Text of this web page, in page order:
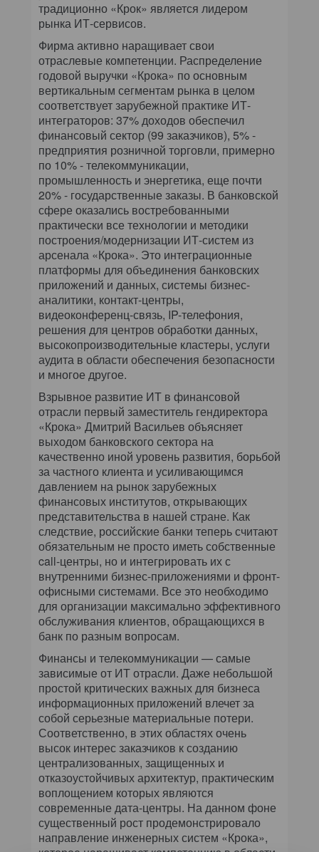
традиционно «Крок» является лидером
рынка ИТ-сервисов.
Фирма активно наращивает свои
отраслевые компетенции. Распределение
годовой выручки «Крока» по основным
вертикальным сегментам рынка в целом
соответствует зарубежной практике ИТ-
интеграторов: 37% доходов обеспечил
финансовый сектор (99 заказчиков), 5% -
предприятия розничной торговли, примерно
по 10% - телекоммуникации,
промышленность и энергетика, еще почти
20% - государственные заказы. В банковской
сфере оказались востребованными
практически все технологии и методики
построения/модернизации ИТ-систем из
арсенала «Крока». Это интеграционные
платформы для объединения банковских
приложений и данных, системы бизнес-
аналитики, контакт-центры,
видеоконференц-связь, IP-телефония,
решения для центров обработки данных,
высокопроизводительные кластеры, услуги
аудита в области обеспечения безопасности
и многое другое.
Взрывное развитие ИТ в финансовой
отрасли первый заместитель гендиректора
«Крока» Дмитрий Васильев объясняет
выходом банковского сектора на
качественно иной уровень развития, борьбой
за частного клиента и усиливающимся
давлением на рынок зарубежных
финансовых институтов, открывающих
представительства в нашей стране. Как
следствие, российские банки теперь считают
обязательным не просто иметь собственные
call-центры, но и интегрировать их с
внутренними бизнес-приложениями и фронт-
офисными системами. Все это необходимо
для организации максимально эффективного
обслуживания клиентов, обращающихся в
банк по разным вопросам.
Финансы и телекоммуникации — самые
зависимые от ИТ отрасли. Даже небольшой
простой критических важных для бизнеса
информационных приложений влечет за
собой серьезные материальные потери.
Соответственно, в этих областях очень
высок интерес заказчиков к созданию
централизованных, защищенных и
отказоустойчивых архитектур, практическим
воплощением которых являются
современные дата-центры. На данном фоне
существенный рост продемонстрировало
направление инженерных систем «Крока»,